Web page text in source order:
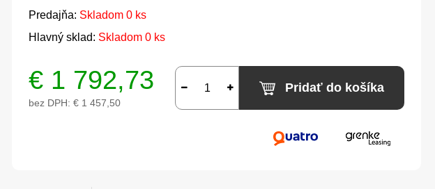
Predajňa: Skladom 0 ks
Hlavný sklad: Skladom 0 ks
€ 1 792,73
bez DPH: € 1 457,50
Pridať do košíka